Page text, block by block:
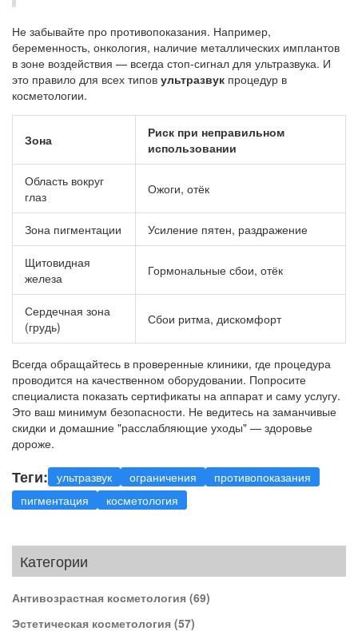
Не забывайте про противопоказания. Например,
беременность, онкология, наличие металлических имплантов
в зоне воздействия — всегда стоп-сигнал для ультразвука. И
это правило для всех типов ультразвук процедур в
косметологии.
Зона
Риск при неправильном
использовании
Область вокруг
глаз
Ожоги, отёк
Зона пигментации Усиление пятен, раздражение
Щитовидная
железа
Гормональные сбои, отёк
Сердечная зона
(грудь)
Сбои ритма, дискомфорт
Всегда обращайтесь в проверенные клиники, где процедура
проводится на качественном оборудовании. Попросите
специалиста показать сертификаты на аппарат и саму услугу.
Это ваш минимум безопасности. Не ведитесь на заманчивые
скидки и домашние "расслабляющие уходы" — здоровье
дороже.
Теги: ультразвук ограничения
противопоказания
пигментация
косметология
Категории
Антивозрастная косметология (69)
Эстетическая косметология (57)